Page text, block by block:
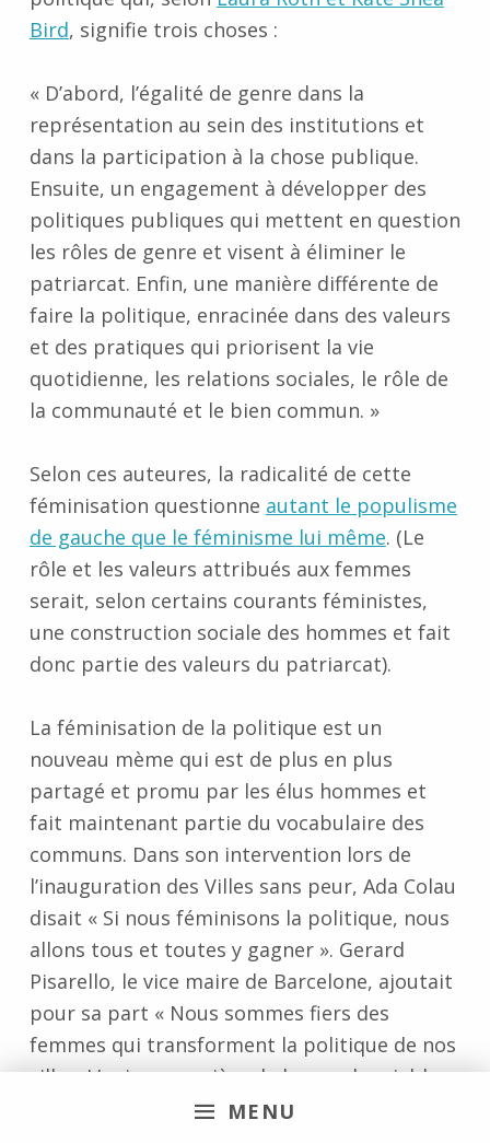
MENU
Bird, signifie trois choses :
« D’abord, l’égalité de genre dans la
représentation au sein des institutions et
dans la participation à la chose publique.
Ensuite, un engagement à développer des
politiques publiques qui mettent en question
les rôles de genre et visent à éliminer le
patriarcat. Enfin, une manière différente de
faire la politique, enracinée dans des valeurs
et des pratiques qui priorisent la vie
quotidienne, les relations sociales, le rôle de
la communauté et le bien commun. »
Selon ces auteures, la radicalité de cette
féminisation questionne autant le populisme
de gauche que le féminisme lui même. (Le
rôle et les valeurs attribués aux femmes
serait, selon certains courants féministes,
une construction sociale des hommes et fait
donc partie des valeurs du patriarcat).
La féminisation de la politique est un
nouveau mème qui est de plus en plus
partagé et promu par les élus hommes et
fait maintenant partie du vocabulaire des
communs. Dans son intervention lors de
l’inauguration des Villes sans peur, Ada Colau
disait « Si nous féminisons la politique, nous
allons tous et toutes y gagner ». Gerard
Pisarello, le vice maire de Barcelone, ajoutait
pour sa part « Nous sommes fiers des
femmes qui transforment la politique de nos
villes. L’unique manière de les rendre viables
et de repenser nos politiques à travers le